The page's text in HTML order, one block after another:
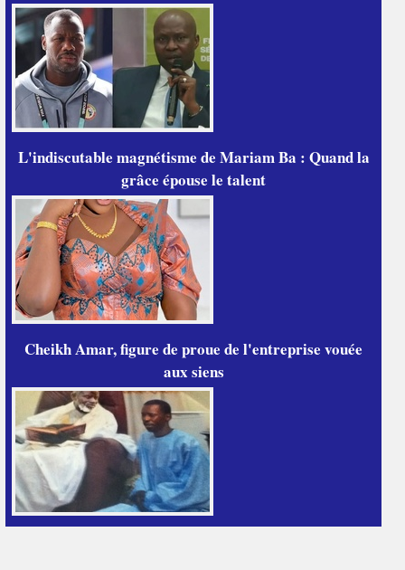
L'indiscutable magnétisme de Mariam Ba : Quand la
grâce épouse le talent
Cheikh Amar, figure de proue de l'entreprise vouée
aux siens